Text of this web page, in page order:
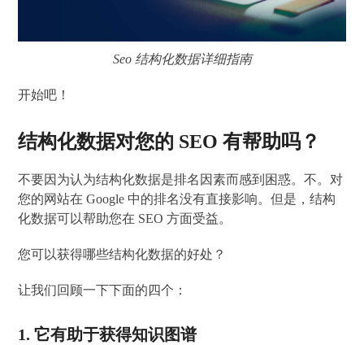
Seo 结构化数据详细指南
开始吧！
结构化数据对您的 SEO 有帮助吗？
不要因为认为结构化数据是排名因素而感到困惑。不。对
您的网站在 Google 中的排名没有直接影响。但是，结构
化数据可以帮助您在 SEO 方面受益。
您可以获得哪些结构化数据的好处？
让我们回顾一下下面的四个：
1. 它有助于获得知识图谱